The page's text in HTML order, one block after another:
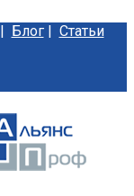
Блог| Статьи